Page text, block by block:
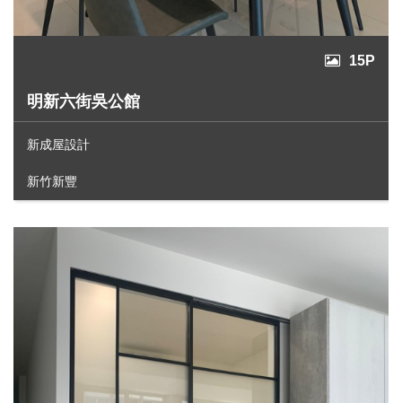
15P
明新六街吳公館
新成屋設計
新竹新豐